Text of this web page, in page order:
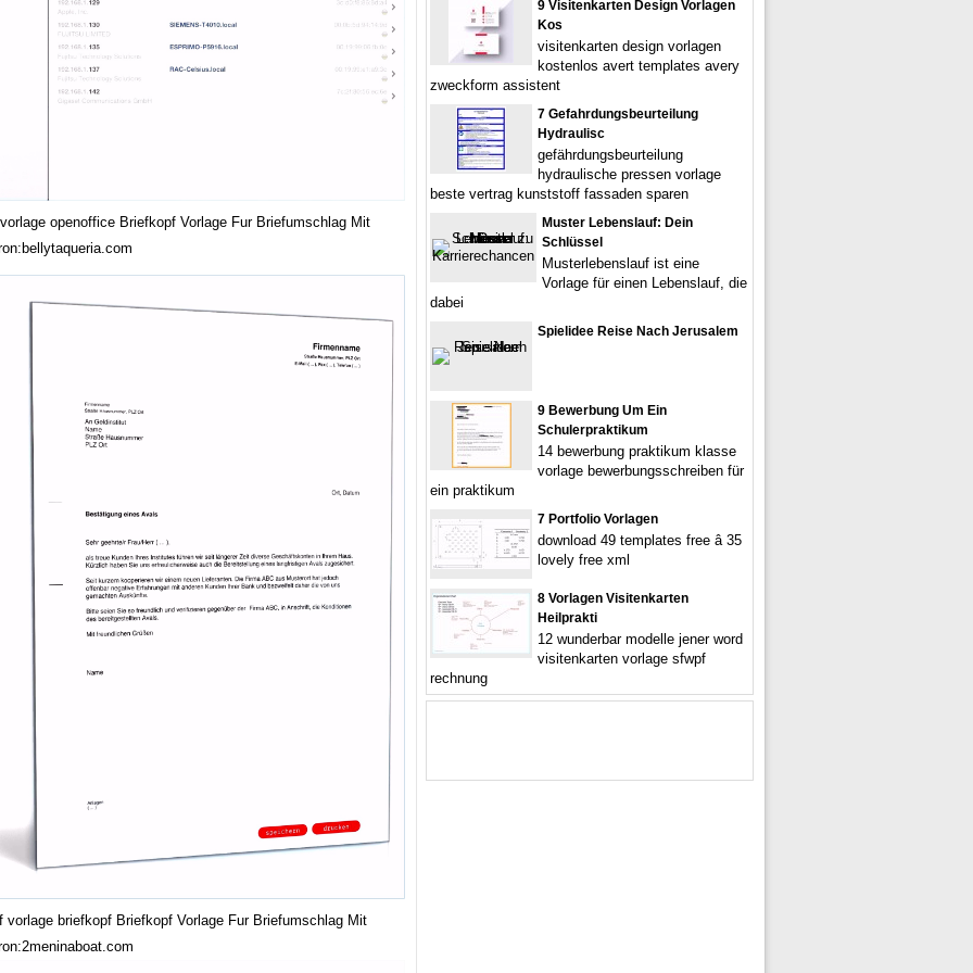
openoffice Briefkopf Vorlage Fur Briefumschlag Mit
vorlage briefkopf Briefkopf Vorlage Fur Briefumschlag Mit
9 Visitenkarten Design Vorlagen
Kos
visitenkarten design vorlagen
kostenlos avert templates avery
zweckform assistent
7 Gefahrdungsbeurteilung
Hydraulisc
gefährdungsbeurteilung
hydraulische pressen vorlage
beste vertrag kunststoff fassaden sparen
Muster Lebenslauf: Dein
Schlüssel
Musterlebenslauf ist eine
Vorlage für einen Lebenslauf, die
dabei
Spielidee Reise Nach Jerusalem
9 Bewerbung Um Ein
Schulerpraktikum
14 bewerbung praktikum klasse
vorlage bewerbungsschreiben für
ein praktikum
7 Portfolio Vorlagen
download 49 templates free â 35
lovely free xml
8 Vorlagen Visitenkarten
Heilprakti
12 wunderbar modelle jener word
visitenkarten vorlage sfwpf
rechnung